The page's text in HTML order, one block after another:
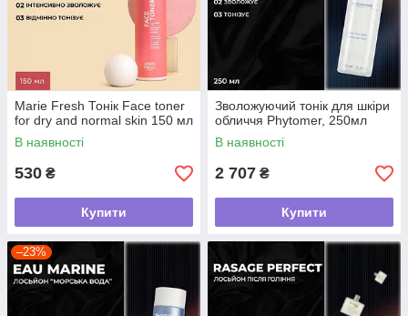
Marie Fresh Тонік Face toner
for dry and normal skin 150 мл
В наявності
530 ₴
Купити
Зволожуючий тонік для шкіри
обличчя Phytomer, 250мл
В наявності
2 707 ₴
Купити
–23%